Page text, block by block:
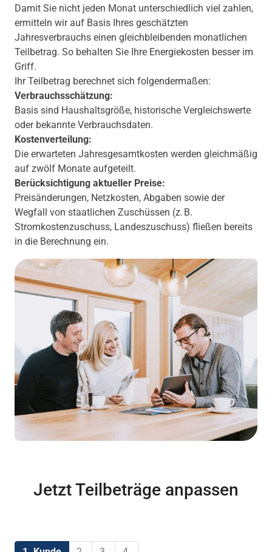
Damit Sie nicht jeden Monat unterschiedlich viel zahlen,
ermitteln wir auf Basis Ihres geschätzten
Jahresverbrauchs einen gleichbleibenden monatlichen
Teilbetrag. So behalten Sie Ihre Energiekosten besser im
Griff.
Ihr Teilbetrag berechnet sich folgendermaßen:
Verbrauchsschätzung:
Basis sind Haushaltsgröße, historische Vergleichswerte
oder bekannte Verbrauchsdaten.
Kostenverteilung:
Die erwarteten Jahresgesamtkosten werden gleichmäßig
auf zwölf Monate aufgeteilt.
Berücksichtigung aktueller Preise:
Preisänderungen, Netzkosten, Abgaben sowie der
Wegfall von staatlichen Zuschüssen (z. B.
Stromkostenzuschuss, Landeszuschuss) fließen bereits
in die Berechnung ein.
Jetzt Teilbeträge anpassen